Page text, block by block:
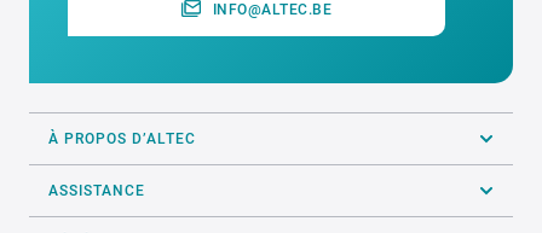
INFO@ALTEC.BE
À PROPOS D’ALTEC
ASSISTANCE